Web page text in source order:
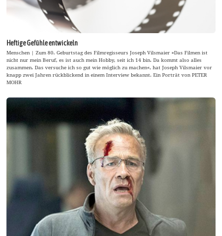
Heftige Gefühle entwickeln
Menschen | Zum 80. Geburtstag des Filmregisseurs Joseph Vilsmaier »Das Filmen ist
nicht nur mein Beruf, es ist auch mein Hobby, seit ich 14 bin. Da kommt also alles
zusammen. Das versuche ich so gut wie möglich zu machen«, hat Joseph Vilsmaier vor
knapp zwei Jahren rückblickend in einem Interview bekannt. Ein Porträt von PETER
MOHR